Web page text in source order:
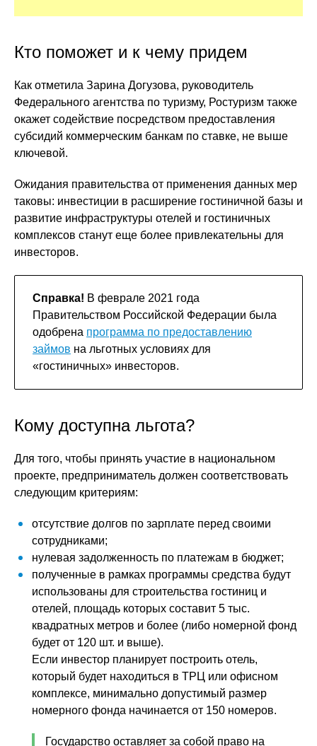
Кто поможет и к чему придем
Как отметила Зарина Догузова, руководитель
Федерального агентства по туризму, Ростуризм также
окажет содействие посредством предоставления
субсидий коммерческим банкам по ставке, не выше
ключевой.
Ожидания правительства от применения данных мер
таковы: инвестиции в расширение гостиничной базы и
развитие инфраструктуры отелей и гостиничных
комплексов станут еще более привлекательны для
инвесторов.
Справка! В феврале 2021 года
Правительством Российской Федерации была
одобрена программа по предоставлению
займов на льготных условиях для
«гостиничных» инвесторов.
Кому доступна льгота?
Для того, чтобы принять участие в национальном
проекте, предприниматель должен соответствовать
следующим критериям:
отсутствие долгов по зарплате перед своими
сотрудниками;
нулевая задолженность по платежам в бюджет;
полученные в рамках программы средства будут
использованы для строительства гостиниц и
отелей, площадь которых составит 5 тыс.
квадратных метров и более (либо номерной фонд
будет от 120 шт. и выше).
Если инвестор планирует построить отель,
который будет находиться в ТРЦ или офисном
комплексе, минимально допустимый размер
номерного фонда начинается от 150 номеров.
Государство оставляет за собой право на